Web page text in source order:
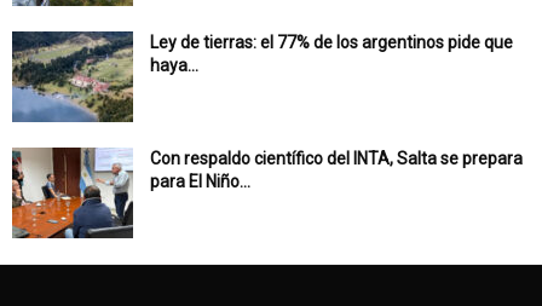
Ley de tierras: el 77% de los argentinos pide que
haya...
Con respaldo científico del INTA, Salta se prepara
para El Niño...